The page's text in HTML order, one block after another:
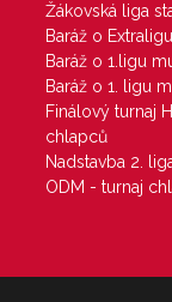
Žákovská liga
Baráž o
Baráž o 1.ligu
Baráž o 1. ligu
Finálový turnaj
chlapců
Nadstavba 2.
ODM - turnaj